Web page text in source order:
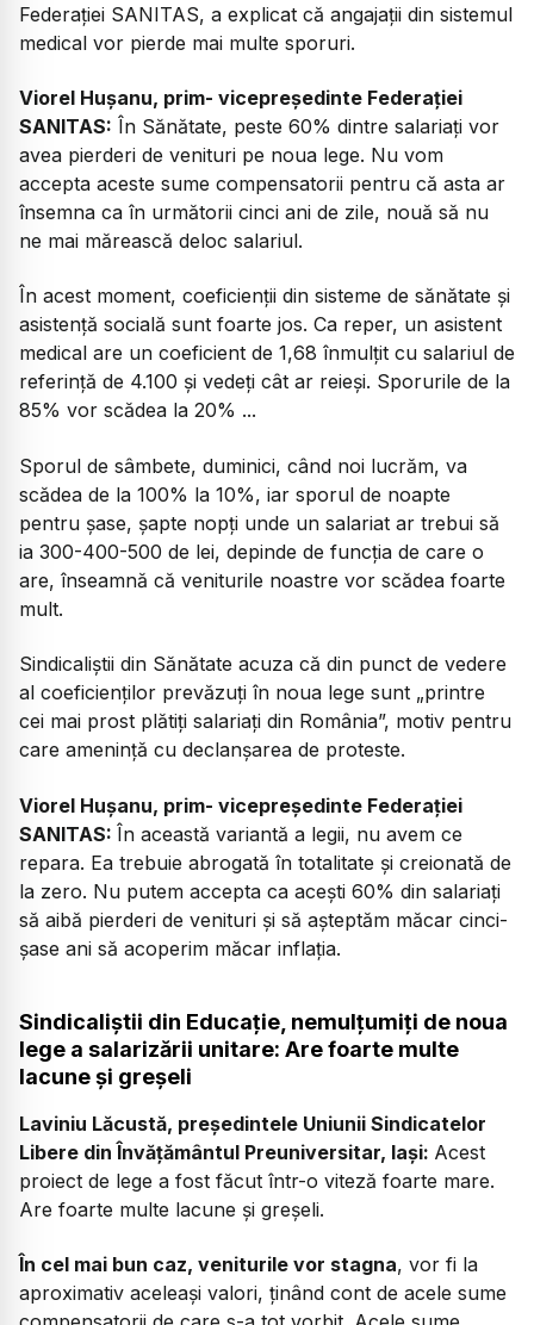
Federației SANITAS, a explicat că angajații din sistemul
medical vor pierde mai multe sporuri.
Viorel Hușanu, prim- vicepreședinte Federației
SANITAS: În Sănătate, peste 60% dintre salariați vor
avea pierderi de venituri pe noua lege. Nu vom
accepta aceste sume compensatorii pentru că asta ar
însemna ca în următorii cinci ani de zile, nouă să nu
ne mai mărească deloc salariul.
În acest moment, coeficienții din sisteme de sănătate și
asistență socială sunt foarte jos. Ca reper, un asistent
medical are un coeficient de 1,68 înmulțit cu salariul de
referință de 4.100 și vedeți cât ar reieși. Sporurile de la
85% vor scădea la 20% ...
Sporul de sâmbete, duminici, când noi lucrăm, va
scădea de la 100% la 10%, iar sporul de noapte
pentru șase, șapte nopți unde un salariat ar trebui să
ia 300-400-500 de lei, depinde de funcția de care o
are, înseamnă că veniturile noastre vor scădea foarte
mult.
Sindicaliștii din Sănătate acuza că din punct de vedere
al coeficienților prevăzuți în noua lege sunt „printre
cei mai prost plătiți salariați din România”, motiv pentru
care amenință cu declanșarea de proteste.
Viorel Hușanu, prim- vicepreședinte Federației
SANITAS: În această variantă a legii, nu avem ce
repara. Ea trebuie abrogată în totalitate și creionată de
la zero. Nu putem accepta ca acești 60% din salariați
să aibă pierderi de venituri și să așteptăm măcar cinci-
șase ani să acoperim măcar inflația.
Sindicaliștii din Educație, nemulțumiți de noua
lege a salarizării unitare: Are foarte multe
lacune și greșeli
Laviniu Lăcustă, președintele Uniunii Sindicatelor
Libere din Învăţământul Preuniversitar, Iași: Acest
proiect de lege a fost făcut într-o viteză foarte mare.
Are foarte multe lacune și greșeli.
În cel mai bun caz, veniturile vor stagna, vor fi la
aproximativ aceleași valori, ținând cont de acele sume